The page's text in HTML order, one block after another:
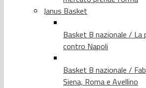
Janus Basket
Basket B nazionale / La
contro Napoli
Basket B nazionale /
Siena, Roma e Avellino